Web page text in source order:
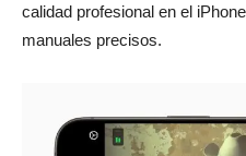
calidad profesional en el
manuales precisos.